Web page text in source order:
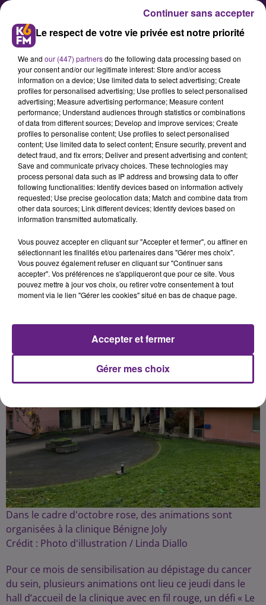
Octobre rose : des animations ce
jeudi à la clinique Bénigne Joly
Dans le cadre de l’opération «
octobre rose » pour la lutte contre
le cancer du sein, la direction de la
clinique Bénigne Joly, à Talant,
jeudi dans l’établissement.
Publié : 19 octobre 2023 à 10h20 par la rédaction
Dans le cadre d'octobre rose, des animations sont
organisées à la clinique Bénigne Joly
Crédit : Photo d'illustration / Linda Diallo
Pour ce mois de sensibilisation au dépistage du cancer
du sein, plusieurs animations ont lieu ce jeudi dans le
hall d’accueil de la clinique avec en fil rouge, un défi « Le
Le respect de votre vie privée est notre priorité
We and our (447) partnersdo the following data processing based on
your consent and/or our legitimate interest: Store and/or access
information on a device; Use limited data to select advertising; Create
profiles for personalised advertising; Use profiles to select personalised
advertising; Measure advertising performance; Measure content
performance; Understand audiences through statistics or combinations
of data from different sources; Develop and improve services; Create
profiles to personalise content; Use profiles to select personalised
content; Use limited data to select content; Ensure security, prevent and
detect fraud, and fix errors; Deliver and present advertising and content;
Save and communicate privacy choices. These technologies may
process personal data such as IP address and browsing data to offer
following functionalities: Identify devices based on information actively
requested; Use precise geolocation data; Match and combine data from
other data sources; Link different devices; Identify devices based on
information transmitted automatically.
Vous pouvez accepter en cliquant sur "Accepter et fermer", ou affiner en
sélectionnant les finalités et/ou partenaires dans "Gérer mes choix".
Vous pouvez également refuser en cliquant sur "Continuer sans
accepter". Vos préférences ne s'appliqueront que pour ce site. Vous
pouvez mettre à jour vos choix, ou retirer votre consentement à tout
moment via le lien "Gérer les cookies" situé en bas de chaque page.
Gérer mes choix
Accepter et fermer
Continuer sans accepter